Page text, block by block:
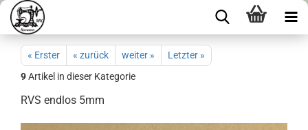
« Erster « zurück weiter »
Letzter »
9Artikel in dieser Kategorie
RVS endlos 5mm